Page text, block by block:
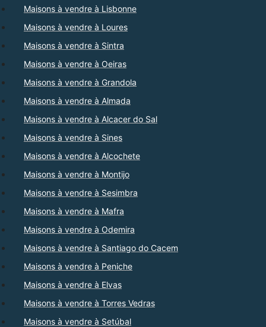
Maisons à vendre à Lisbonne
Maisons à vendre à Loures
Maisons à vendre à Sintra
Maisons à vendre à Oeiras
Maisons à vendre à Grandola
Maisons à vendre à Almada
Maisons à vendre à Alcacer do Sal
Maisons à vendre à Sines
Maisons à vendre à Alcochete
Maisons à vendre à Montijo
Maisons à vendre à Sesimbra
Maisons à vendre à Mafra
Maisons à vendre à Odemira
Maisons à vendre à Santiago do Cacem
Maisons à vendre à Peniche
Maisons à vendre à Elvas
Maisons à vendre à Torres Vedras
Maisons à vendre à Setúbal